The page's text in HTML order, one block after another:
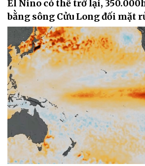
El Nino có thể trở lại,
bằng sông Cửu Long đối mặt